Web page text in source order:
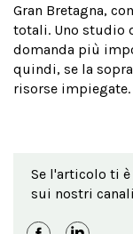
Gran Bretagna,
totali. Uno studio
domanda più
quindi, se la
risorse impiegate.
Se l'articolo ti
sui nostri